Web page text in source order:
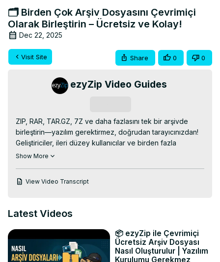
🗂️ Birden Çok Arşiv Dosyasını Çevrimiçi
Olarak Birleştirin – Ücretsiz ve Kolay!
Dec 22, 2025
Visit Site Share 0 0
ezyZip Video Guides
ZIP, RAR, TAR.GZ, 7Z ve daha fazlasını tek bir arşivde
birleştirin—yazılım gerektirmez, doğrudan tarayıcınızdan!
Geliştiriciler, ileri düzey kullanıcılar ve birden fazla
sıkıştırılmış dosyayı yöneten herkes için mükemmel.
Nasıl çalışır:
doğrudan ezyZip'e sürükleyip bırakın.
- (İsteğe bağlı) "Birleştir"in yanındaki aşağı ok simgesine
tıklayarak istediğiniz sıkıştırma seviyesini ayarlayın.
- "Birleştir"e tıklayın. ezyZip, seçtiğiniz arşivlerden tüm
Show More
View Video Transcript
Latest Videos
📦 ezyZip ile Çevrimiçi
Ücretsiz Arşiv Dosyası
Nasıl Oluşturulur | Yazılım
Kurulumu Gerekmez